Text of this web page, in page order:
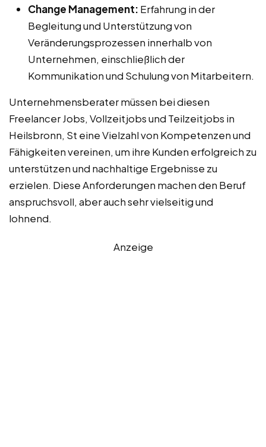
Change Management: Erfahrung in der
Begleitung und Unterstützung von
Veränderungsprozessen innerhalb von
Unternehmen, einschließlich der
Kommunikation und Schulung von Mitarbeitern.
Unternehmensberater müssen bei diesen
Freelancer Jobs, Vollzeitjobs und Teilzeitjobs in
Heilsbronn, St eine Vielzahl von Kompetenzen und
Fähigkeiten vereinen, um ihre Kunden erfolgreich zu
unterstützen und nachhaltige Ergebnisse zu
erzielen. Diese Anforderungen machen den Beruf
anspruchsvoll, aber auch sehr vielseitig und
lohnend.
Anzeige